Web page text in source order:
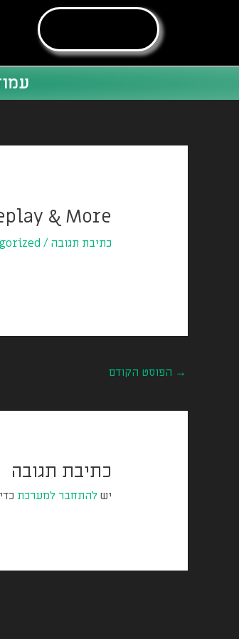
& More
כתיבת תגובה /
→ הפוסט הקודם
כתיבת תגובה
יש להתחבר למערכת